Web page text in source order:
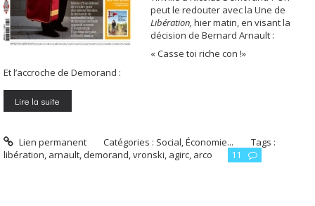
peut le redouter avec la Une de
Libération,hier matin, en visant la
décision de Bernard Arnault :
« Casse toi riche con !»
Et l’accroche de Demorand :
Lire la suite
Lien permanent Catégories : Social, Économie...
Tags :
libération, arnault, demorand,vronski, agirc, arco 11